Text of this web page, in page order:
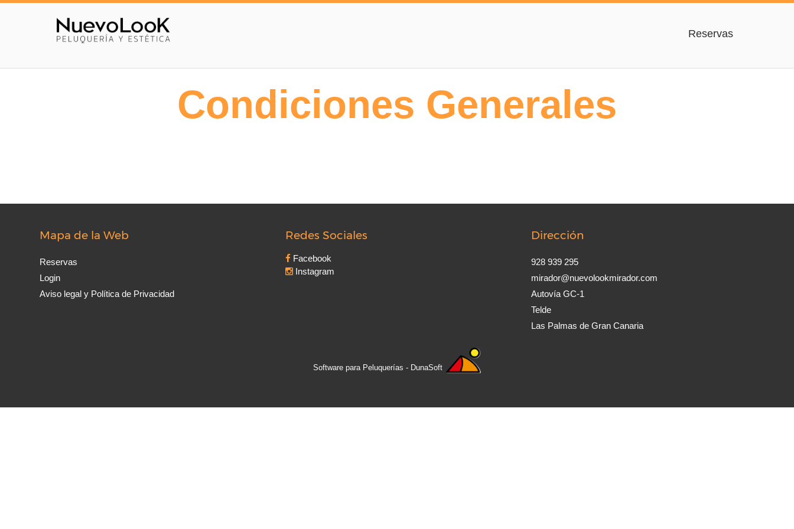
Reservas
Condiciones Generales
Mapa de la Web
Reservas
Login
Aviso legal y Política de Privacidad
Redes Sociales
Facebook
Instagram
Dirección
928 939 295
mirador@nuevolookmirador.com
Autovía GC-1
Telde
Las Palmas de Gran Canaria
Software para Peluquerías - DunaSoft